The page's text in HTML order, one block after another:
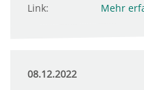
Link:
Mehr
08.12.2022